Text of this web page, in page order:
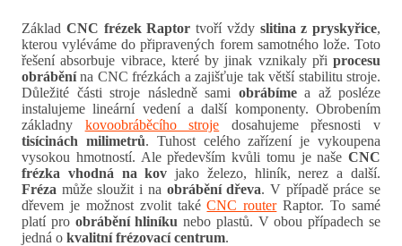
Základ CNC frézek Raptor tvoří vždy slitina z pryskyřice,
kterou vyléváme do připravených forem samotného lože. Toto
řešení absorbuje vibrace, které by jinak vznikaly při procesu
obráběnína CNC frézkách a zajišťuje tak větší stabilitu stroje.
Důležité části stroje následně sami obrábímea až posléze
instalujeme lineární vedení a další komponenty. Obrobením
základny kovoobráběcího stroje dosahujeme přesnosti v
tisícinách milimetrů. Tuhost celého zařízení je vykoupena
vysokou hmotností. Ale především kvůli tomu je naše CNC
frézka vhodná na kov jako železo, hliník, nerez a další.
Fréza může sloužit i na obrábění dřeva. V případě práce se
dřevem je možnost zvolit takéCNC routerRaptor. To samé
platí pro obrábění hliníku nebo plastů. V obou případech se
jedná o kvalitní frézovací centrum.